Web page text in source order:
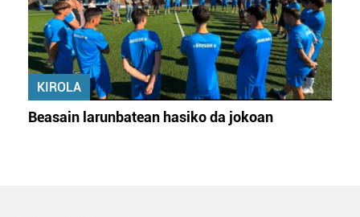
KIROLA
Beasain larunbatean hasiko da jokoan